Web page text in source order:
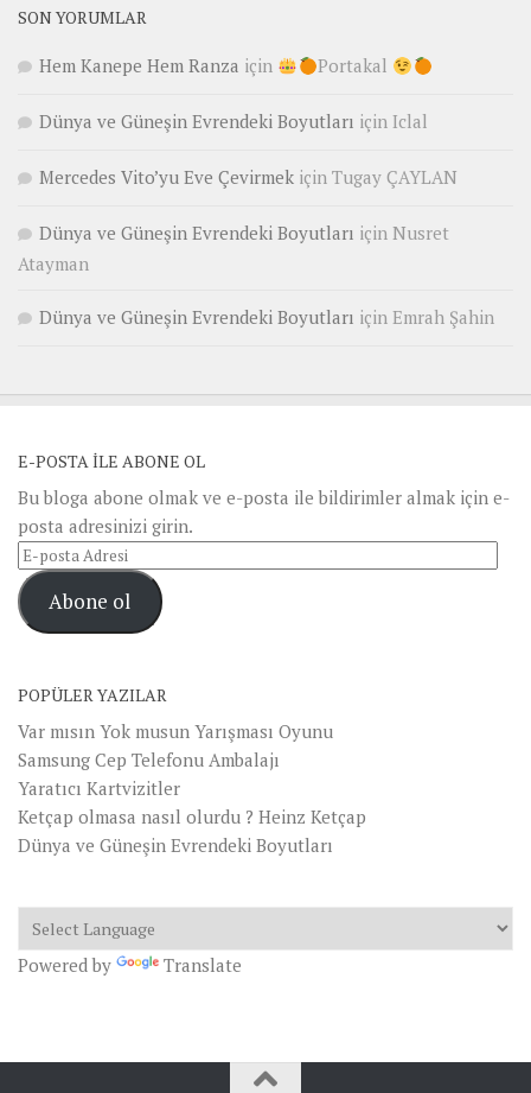
SON YORUMLAR
Hem Kanepe Hem Ranza için Portakal
Dünya ve Güneşin Evrendeki Boyutları için Iclal
Mercedes Vito’yu Eve Çevirmek için Tugay ÇAYLAN
Dünya ve Güneşin Evrendeki Boyutları için Nusret
Atayman
Dünya ve Güneşin Evrendeki Boyutları için Emrah Şahin
E-POSTA ILE ABONE OL
Bu bloga abone olmak ve e-posta ile bildirimler almak için e-
posta adresinizi girin.
E-
posta
AdresiAbone ol
POPÜLER YAZILAR
Var mısın Yok musun Yarışması Oyunu
Samsung Cep Telefonu Ambalajı
Yaratıcı Kartvizitler
Ketçap olmasa nasıl olurdu ? Heinz Ketçap
Dünya ve Güneşin Evrendeki Boyutları
Powered by Translate